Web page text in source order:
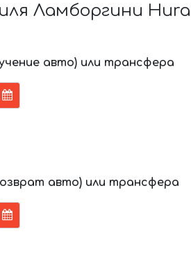
Ламборгини
авто) или трансфера
авто) или трансфера